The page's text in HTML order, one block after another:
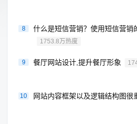
8 什么是短信营销？使用短信营销
1753.8万热度
9 餐厅网站设计,提升餐厅形象
10 网站内容框架以及逻辑结构图很